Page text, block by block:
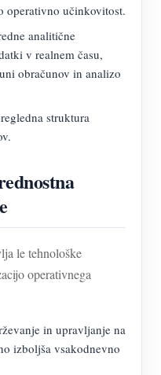
operativno učinkovitost.
analitične
v realnem času,
obračunov in analizo
struktura
le tehnološke
operativnega
in upravljanje na
izboljša vsakodnevno